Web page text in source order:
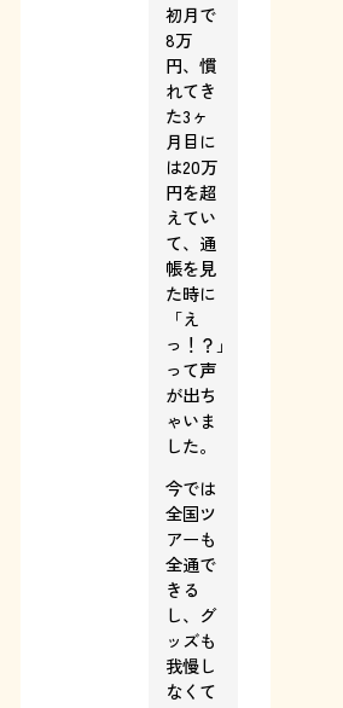
初月で
8万
円、慣
れてき
た3ヶ
月目に
は20万
円を超
えてい
て、通
帳を見
た時に
「え
っ！？」
って声
が出ち
ゃいま
した。
今では
全国ツ
アーも
全通で
きる
し、グ
ッズも
我慢し
なくて